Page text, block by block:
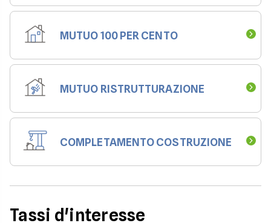
MUTUO 100 PER CENTO
MUTUO RISTRUTTURAZIONE
COMPLETAMENTO COSTRUZIONE
Tassi d'interesse